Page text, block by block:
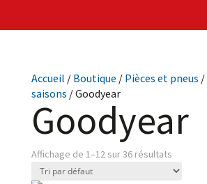
Accueil / Boutique / Pièces et pneus /
saisons / Goodyear
Goodyear
Affichage de 1–12 sur 36 résultats